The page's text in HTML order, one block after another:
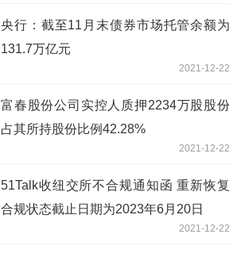
央行：截至11月末债券市场托管余额为
131.7万亿元
2021-12-22
富春股份公司实控人质押2234万股股份
占其所持股份比例42.28%
2021-12-22
51Talk收纽交所不合规通知函 重新恢复
合规状态截止日期为2023年6月20日
2021-12-22